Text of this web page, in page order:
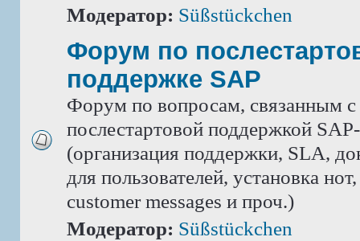
Модератор: Süßstückchen
Форум по
поддержке SAP
Форум по вопросам, связанным с
послестартовой поддержкой
(организация поддержки, SLA,
для пользователей, установка
customer messages и проч.)
Модератор: Süßstückchen